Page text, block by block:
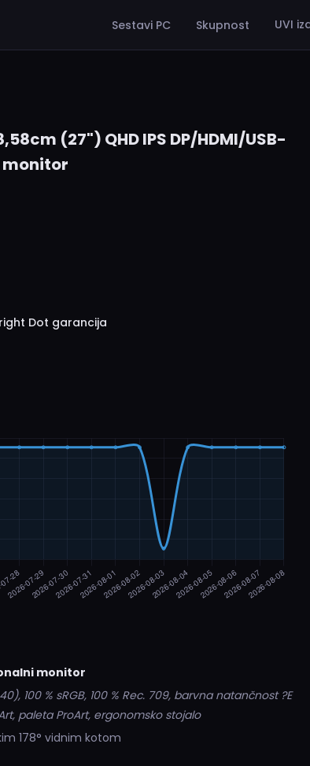
Sestavi PC Skupnost UVI
(27") QHD IPS DP/HDMI/USB-
monitor
Dot garancija
monitor
100 % sRGB, 100 % Rec. 709, barvna natančnost ?E
paleta ProArt, ergonomsko stojalo
178° vidnim kotom